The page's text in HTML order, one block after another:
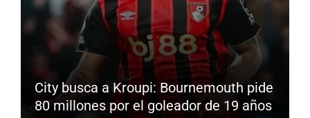
City busca a Kroupi: Bournemouth pide
80 millones por el goleador de 19 años